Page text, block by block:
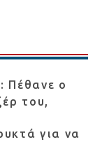
Πέθανε ο
του,
για να